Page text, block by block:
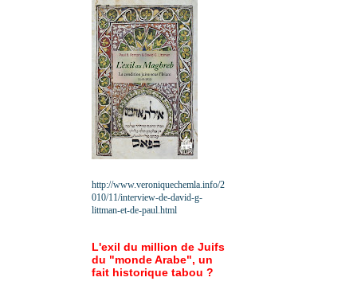
http://www.veroniquechemla.info/2
010/11/interview-de-david-g-
littman-et-de-paul.html
L'exil du million de Juifs
du "monde Arabe", un
fait historique tabou ?